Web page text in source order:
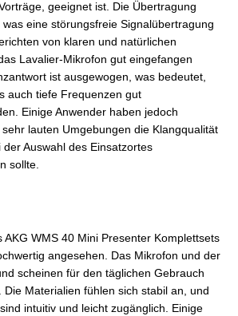
geeignet ist. Die Übertragung
eine störungsfreie Signalübertragung
von klaren und natürlichen
Lavalier-Mikrofon gut eingefangen
ist ausgewogen, was bedeutet,
auch tiefe Frequenzen gut
Einige Anwender haben jedoch
lauten Umgebungen die Klangqualität
Auswahl des Einsatzortes
sollte.
AKG WMS 40 Mini Presenter Komplettsets
angesehen. Das Mikrofon und der
scheinen für den täglichen Gebrauch
Materialien fühlen sich stabil an, und
intuitiv und leicht zugänglich. Einige